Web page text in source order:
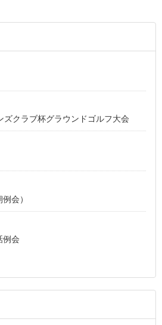
クラブ杯グラウンドゴルフ大会
会）
会